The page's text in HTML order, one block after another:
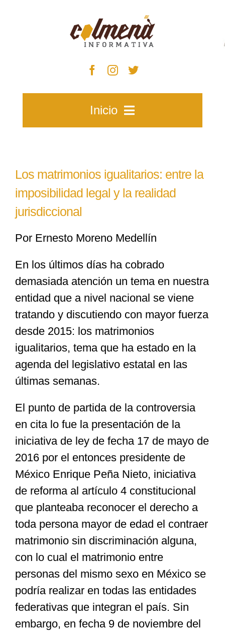
Inicio
Zacatecas
Especiales
Nacional
Opinión
Cultura
Los matrimonios igualitarios: entre la
imposibilidad legal y la realidad
jurisdiccional
Por Ernesto Moreno Medellín
En los últimos días ha cobrado
demasiada atención un tema en nuestra
entidad que a nivel nacional se viene
tratando y discutiendo con mayor fuerza
desde 2015: los matrimonios
igualitarios, tema que ha estado en la
agenda del legislativo estatal en las
últimas semanas.
El punto de partida de la controversia
en cita lo fue la presentación de la
iniciativa de ley de fecha 17 de mayo de
2016 por el entonces presidente de
México Enrique Peña Nieto, iniciativa
de reforma al artículo 4 constitucional
que planteaba reconocer el derecho a
toda persona mayor de edad el contraer
matrimonio sin discriminación alguna,
con lo cual el matrimonio entre
personas del mismo sexo en México se
podría realizar en todas las entidades
federativas que integran el país. Sin
embargo, en fecha 9 de noviembre del